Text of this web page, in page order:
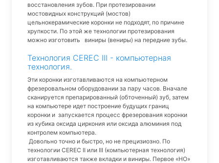
восстановления зубов. При протезировании
мостовидных конструкций (мостов)
цельнокерамические коронки не подходят, по причине
хрупкости. По этой же технологии протезирования
можно изготовить виниры (вениры) на передние зубы.
Технология CEREC III - компьютерная
технология.
Эти коронки изготавливаются на компьютерном
фрезеровальном оборудовании за пару часов. Вначале
сканируется препарированный (обточенный) зуб, затем
на компьютере идет построение будущих границ
коронки и запускается процесс фрезерования коронки
из кубика оксида циркония или оксида алюминия под
контролем компьютера.
Довольно точно и быстро, но не прецизиозно. По
технологии CEREC II или III (компьютерная технология)
изготавливаются также вкладки и виниры. Первое «НО»